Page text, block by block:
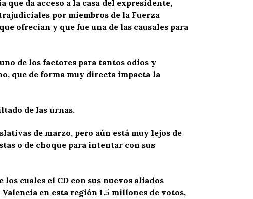
da acceso a la casa del expresidente,
por miembros de la Fuerza
ofrecían y que fue una de las causales para
de los factores para tantos odios y
que de forma muy directa impacta la
de las urnas.
de marzo, pero aún está muy lejos de
o de choque para intentar con sus
cuales el CD con sus nuevos aliados
en esta región 1.5 millones de votos,